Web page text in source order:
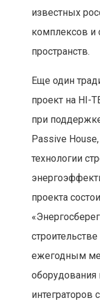
известных
комплексов и
пространств.
Еще один
проект на HI-
при
Passive
технологии
проекта
ежегодным
оборудования
интеграторов